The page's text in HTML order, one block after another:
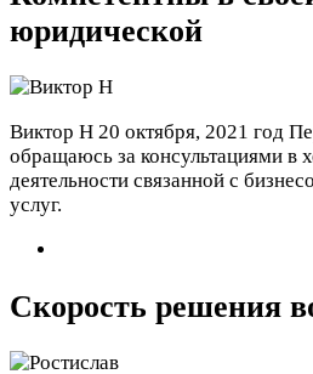
юридической
Виктор Н 20 октября, 2021 год
обращаюсь за консультациями в
деятельности связанной с
услуг.
Скорость решения